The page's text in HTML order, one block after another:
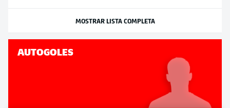
MOSTRAR LISTA COMPLETA
AUTOGOLES